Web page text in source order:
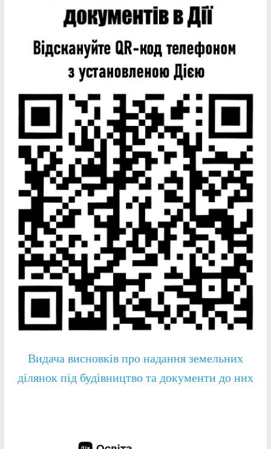
Видача висновків про надання земельних
ділянок під будівництво та документи до них